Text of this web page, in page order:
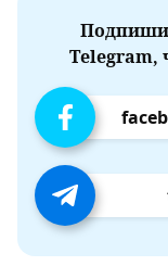
Telegram,